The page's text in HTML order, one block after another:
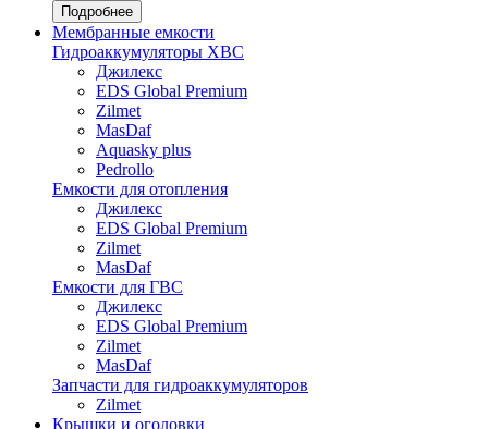
Подробнее
Мембранные емкости
Гидроаккумуляторы ХВС
Джилекс
EDS Global Premium
Zilmet
MasDaf
Aquasky plus
Pedrollo
Емкости для отопления
Джилекс
EDS Global Premium
Zilmet
MasDaf
Емкости для ГВС
Джилекс
EDS Global Premium
Zilmet
MasDaf
Запчасти для гидроаккумуляторов
Zilmet
Крышки и оголовки